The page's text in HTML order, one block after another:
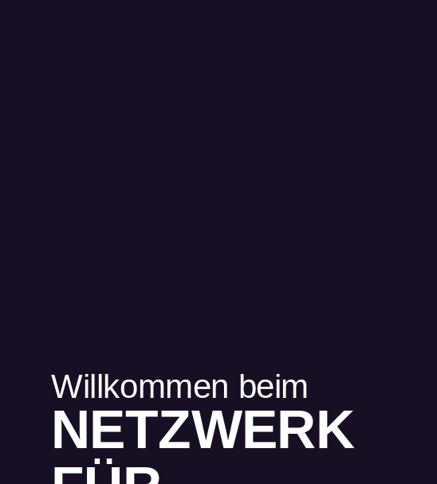
Willkommen beim
NETZWERK